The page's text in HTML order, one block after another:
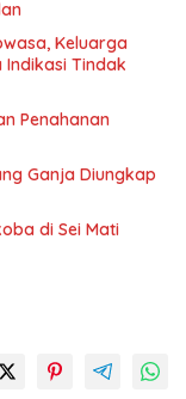
Keluarga
Indikasi Tindak
Penahanan
Ganja Diungkap
di Sei Mati